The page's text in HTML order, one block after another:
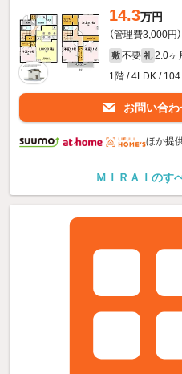
14.3万円
（管理費3,000円）
敷 不要 礼 2.0ヶ
1階 / 4LDK /
お問い合わ
ほか提
ＭＩＲＡＩのす